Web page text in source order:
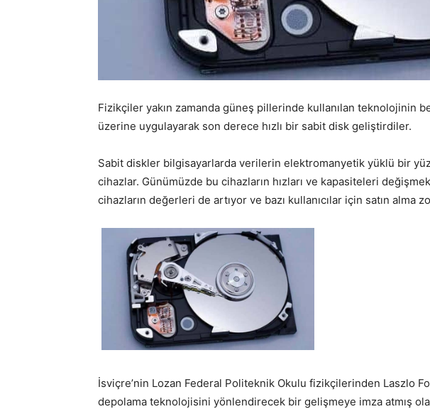
Fizikçiler yakın zamanda güneş pillerinde kullanılan teknolojinin
üzerine uygulayarak son derece hızlı bir sabit disk geliştirdiler.
Sabit diskler bilgisayarlarda verilerin elektromanyetik yüklü bir
cihazlar. Günümüzde bu cihazların hızları ve kapasiteleri
cihazların değerleri de artıyor ve bazı kullanıcılar için satın alma
İsviçre’nin Lozan Federal Politeknik Okulu fizikçilerinden Laszlo
depolama teknolojisini yönlendirecek bir gelişmeye imza atmış